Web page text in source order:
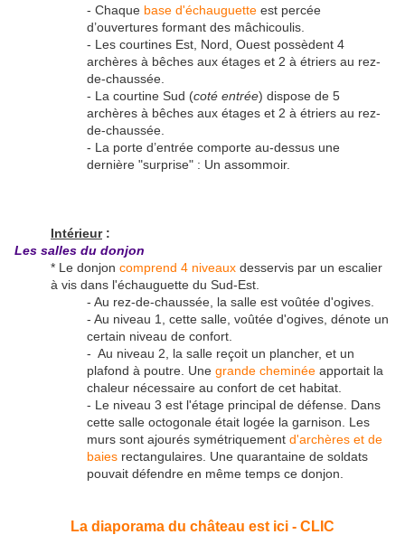
- Chaque base d'échauguette est percée
d’ouvertures formant des mâchicoulis.
- Les courtines Est, Nord, Ouest possèdent 4
archères à bêches aux étages et 2 à étriers au rez-
de-chaussée.
- La courtine Sud (coté entrée) dispose de 5
archères à bêches aux étages et 2 à étriers au rez-
de-chaussée.
- La porte d’entrée comporte au-dessus une
dernière "surprise" : Un assommoir.
Intérieur:
Les salles du donjon
* Le donjon comprend 4 niveaux desservis par un escalier
à vis dans l'échauguette du Sud-Est.
- Au rez-de-chaussée, la salle est voûtée d'ogives.
- Au niveau 1, cette salle, voûtée d'ogives, dénote un
certain niveau de confort.
- Au niveau 2, la salle reçoit un plancher, et un
plafond à poutre. Une grande cheminée apportait la
chaleur nécessaire au confort de cet habitat.
- Le niveau 3 est l'étage principal de défense. Dans
cette salle octogonale était logée la garnison. Les
murs sont ajourés symétriquement d'archères et de
baies rectangulaires. Une quarantaine de soldats
pouvait défendre en même temps ce donjon.
La diaporama du château est ici - CLIC